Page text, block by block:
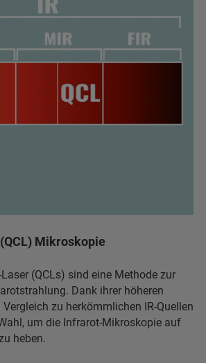
Mikroskopie
(QCLs) sind eine Methode zur
Dank ihrer höheren
zu herkömmlichen IR-Quellen
um die Infrarot-Mikroskopie auf
heben.